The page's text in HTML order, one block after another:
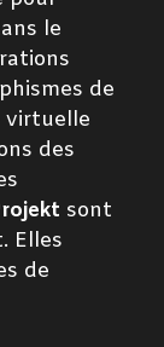
le
de
virtuelle
des
sont
Elles
de